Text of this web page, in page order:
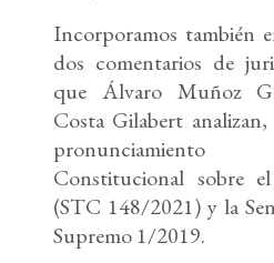
Incorporamos también
dos comentarios de
que Álvaro Muñoz
Costa Gilabert
Constitucional sobre
(STC 148/2021) y la
Supremo 1/2019.